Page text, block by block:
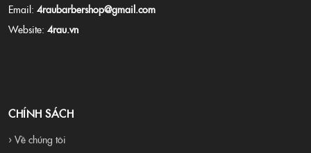
Email: 4raubarbershop@gmail.com
Website: 4rau.vn
CHÍNH SÁCH
› Về chúng tôi